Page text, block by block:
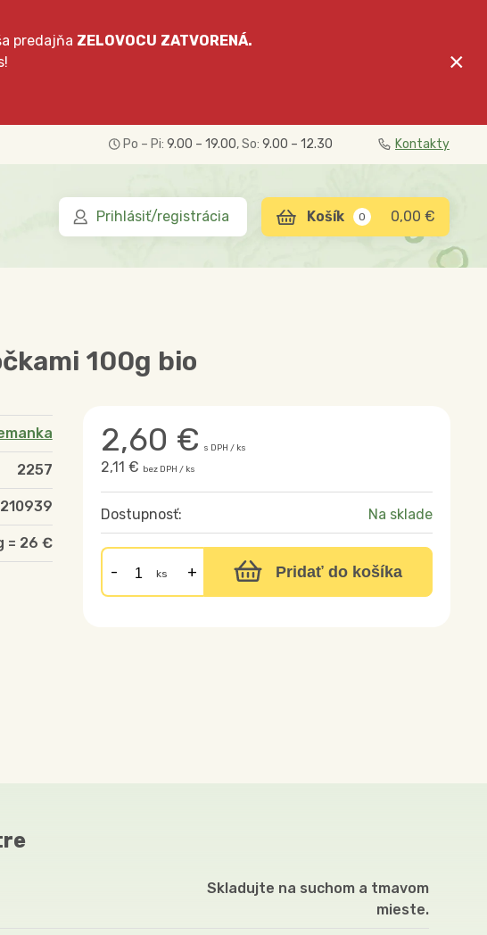
predajňa ZELOVOCU ZATVORENÁ.
×
Po – Pi: 9.00 – 19.00, So: 9.00 – 12.30 Kontakty
Prihlásiť/registrácia 0,00 €
0
100g bio
2,60 € s DPH / ks
2,11 € bez DPH / ks
Dostupnosť: Na sklade
ks Pridať do košíka
2257
= 26 €
Skladujte na suchom a tmavom
mieste.